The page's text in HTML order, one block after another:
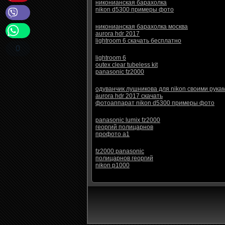
0
никонианская барахолка
nikon d5300 примеры фото
никонианская барахолка москва
aurora hdr 2017
lightroom 6 скачать бесплатно
lightroom 6
outex clear tubeless kit
panasonic fz2000
одуванчик лушникова для nikon своими
aurora hdr 2017 скачать
фотоаппарат nikon d5300 примеры фото
panasonic lumix fz2000
георгий полицарнов
профото а1
fz2000 panasonic
полицарнов георгий
nikon p1000